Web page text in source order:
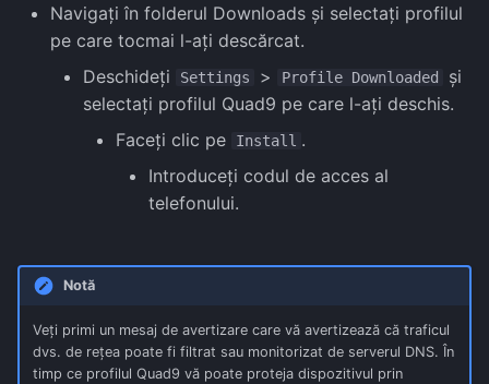
Navigați în folderul Downloads și selectați profilul
pe care tocmai l-ați descărcat.
Deschideți
Settings > Profile Downloaded
și
selectați profilul Quad9 pe care l-ați deschis.
Faceți clic pe
Install .
Introduceți codul de acces al
telefonului.
Notă
Veți primi un mesaj de avertizare care vă avertizează că traficul
dvs. de rețea poate fi filtrat sau monitorizat de serverul DNS. În
timp ce profilul Quad9 vă poate proteja dispozitivul prin